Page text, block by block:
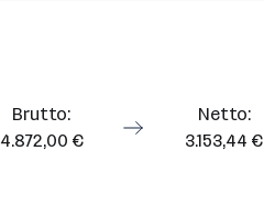
Brutto:
4.872,00 €
Netto:
3.153,44 €